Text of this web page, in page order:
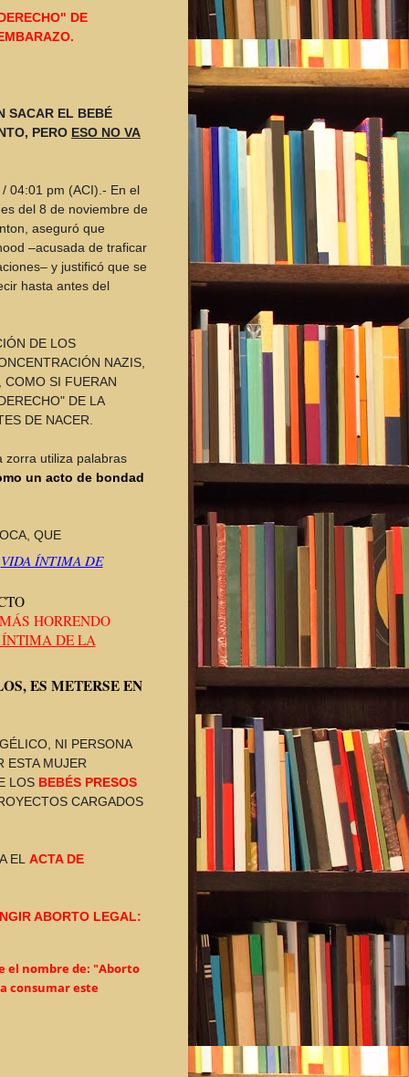
DE
SACAR EL BEBÉ
PERO ESO NO VA
04:01 pm (ACI).- En el
del 8 de noviembre de
aseguró que
–acusada de traficar
y justificó que se
hasta antes del
DE LOS
NAZIS,
COMO SI FUERAN
DE LA
DE NACER.
zorra utiliza palabras
un acto de bondad
QUE
VIDA ÍNTIMA DE
HORRENDO
DE LA
ES METERSE EN
NI PERSONA
ESTA MUJER
LOS BEBÉS PRESOS
CARGADOS
EL ACTA DE
ABORTO LEGAL:
el nombre de: "Aborto
consumar este